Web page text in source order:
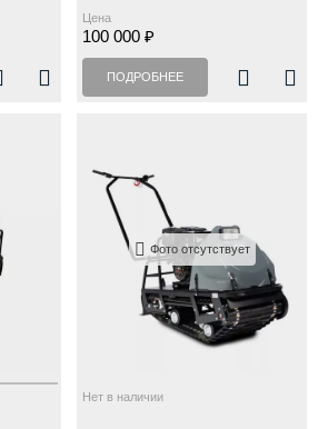
Цена
100 000 ₽
ПОДРОБНЕЕ
Фото отсутствует
Нет в наличии